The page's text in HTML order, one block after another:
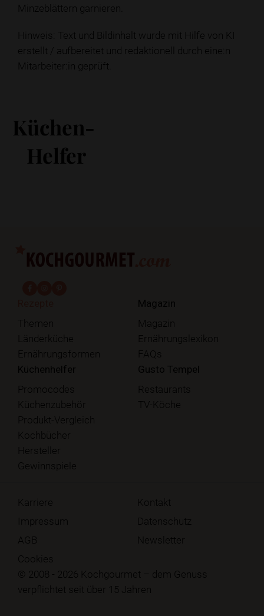
Minzeblättern garnieren.
Hinweis: Text und Bildinhalt wurde mit Hilfe von KI
erstellt / aufbereitet und redaktionell durch eine:n
Mitarbeiter:in geprüft.
Küchen-
Helfer
Themen
Länderküche
Ernährungsformen
Magazin
Magazin
Ernährungslexikon
FAQs
Küchenhelfer
Promocodes
Küchenzubehör
Produkt-Vergleich
Kochbücher
Hersteller
Gewinnspiele
Gusto Tempel
Restaurants
TV-Köche
© 2008 - 2026 Kochgourmet – dem Genuss
verpflichtet seit über 15 Jahren
Karriere
Kontakt
Impressum
Datenschutz
AGB
Newsletter
Cookies